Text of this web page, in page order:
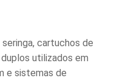
cartuchos de
utilizados em
e sistemas de